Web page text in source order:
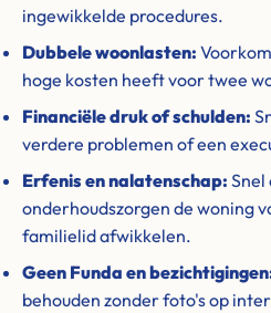
ingewikkelde procedures.
Dubbele woonlasten:
hoge kosten heeft voor twee
Financiële druk of schulden:
verdere problemen of een
Erfenis en nalatenschap: Snel
onderhoudszorgen de woning
familielid afwikkelen.
Geen Funda en
behouden zonder foto's op